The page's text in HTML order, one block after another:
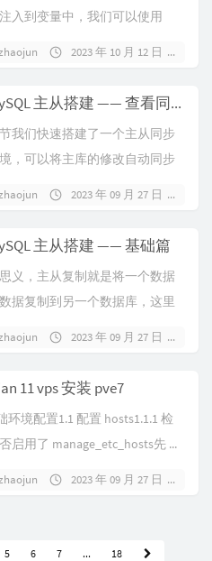
入到变量中，我们可以使用
2023 年 10 月 12 日
2. MySQL 主从搭建 —— 查看同步状态
节我们快速搭建了一个主从同步
，可以将主库的修改自动同步
2023 年 09 月 27 日
主从搭建 —— 基础篇
义，主从复制就是将一个数据
据复制到另一个数据库，这里
2023 年 09 月 27 日
11 vps 安装 pve7
环境配置1.1 配置 hosts1.1.1 检
启用了 manage_etc_hosts先 ...
2023 年 09 月 27 日
5 6 7 ... 18